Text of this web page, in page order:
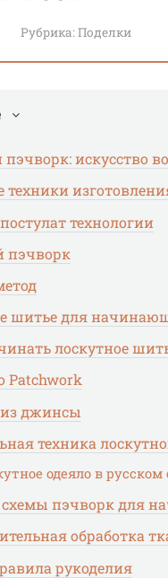
Рубрика:Поделки
искусство
технологии
пэчворк
шитье для
лоскутное
Patchwork
из джинсы
техника
одеяло в
пэчворк для
обработка
рукоделия